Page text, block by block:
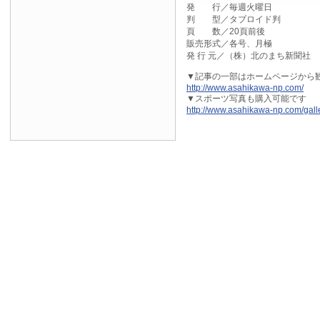
発 行／毎週火曜日
判 型／タブロイド判
頁 数／20頁前後
販売形式／各号、月極
発 行 元／（株）北のまち新聞社
▼記事の一部はホームページから
http://www.asahikawa-np.com/
▼スポーツ写真も購入可能です
http://www.asahikawa-np.com/